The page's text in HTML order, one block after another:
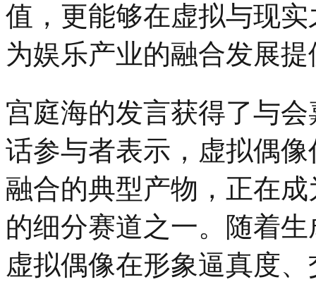
值，更能够在虚拟与现
为娱乐产业的融合发展
宫庭海的发言获得了与
话参与者表示，虚拟偶
融合的典型产物，正在
的细分赛道之一。随着
虚拟偶像在形象逼真度